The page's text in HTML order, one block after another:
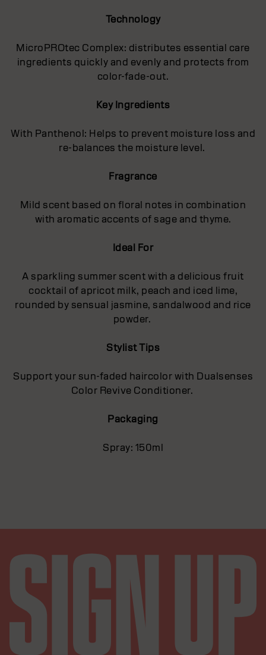
Technology
MicroPROtec Complex: distributes essential care
ingredients quickly and evenly and protects from
color-fade-out.
Key Ingredients
With Panthenol: Helps to prevent moisture loss and
re-balances the moisture level.
Fragrance
Mild scent based on floral notes in combination
with aromatic accents of sage and thyme.
Ideal For
A sparkling summer scent with a delicious fruit
cocktail of apricot milk, peach and iced lime,
rounded by sensual jasmine, sandalwood and rice
powder.
Stylist Tips
Support your sun-faded haircolor with Dualsenses
Color Revive Conditioner.
Packaging
Spray: 150ml